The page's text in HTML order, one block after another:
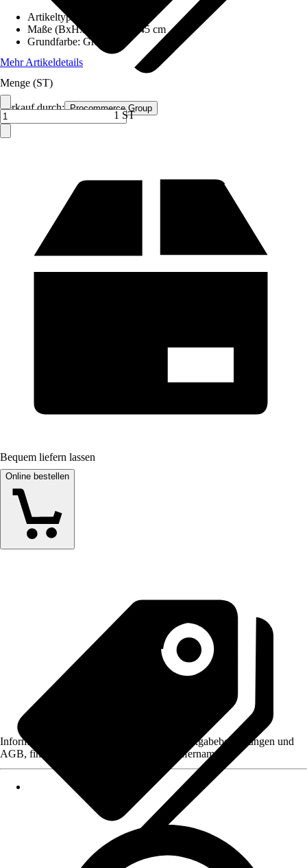
Verkauf durch: Procommerce Group
Artikeltyp
Maße (BxHxT)
185x90x45 cm
Grundfarbe: Grau
Mehr Artikeldetails
Menge (ST)
1 ST
Bequem liefern lassen
Online bestellen
Informationen des Verkäufers, wie z. B. Rückgabebedingungen und
AGB, finden Sie bei Klick auf den Verkäufernamen.